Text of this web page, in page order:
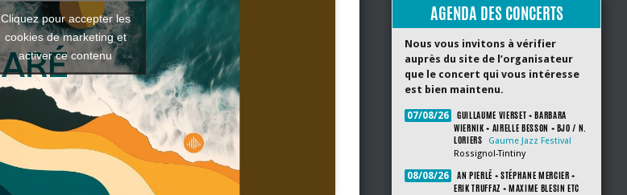
Cliquez pour accepter les
cookies de marketing et
activer ce contenu
AGENDA DES CONCERTS
Nous vous invitons à vérifier
auprès du site de l’organisateur
que le concert qui vous intéresse
est bien maintenu.
07/08/26
GUILLAUME VIERSET + BARBARA
WIERNIK + AIRELLE BESSON + BJO / N.
LORIERS
Gaume Jazz Festival
Rossignol-Tintiny
08/08/26
AN PIERLÉ + STÉPHANE MERCIER +
ERIK TRUFFAZ + MAXIME BLESIN ETC